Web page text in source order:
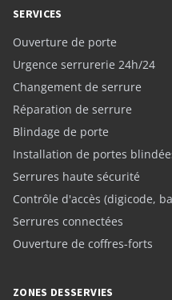
SERVICES
Ouverture de porte
Urgence serrurerie 24h/24
Changement de serrure
Réparation de serrure
Blindage de porte
Installation de portes
Serrures haute sécurité
Contrôle d'accès (digicode,
Serrures connectées
Ouverture de coffres-forts
ZONES DESSERVIES